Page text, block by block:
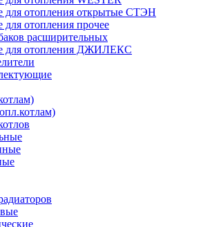
для отопления открытые СТЭН
отопления прочее
расширительных
для отопления ДЖИЛЕКС